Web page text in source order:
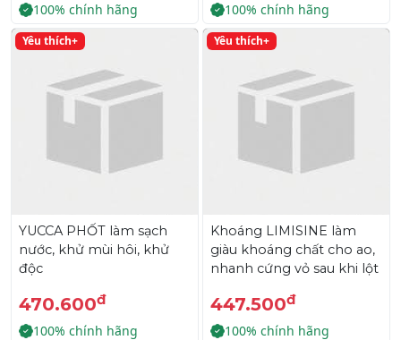
100% chính hãng
100% chính hãng
Yêu thích+
YUCCA PHỐT làm sạch
nước, khử mùi hôi, khử
độc
470.600đ
100% chính hãng
Yêu thích+
Khoáng LIMISINE làm
giàu khoáng chất cho ao,
nhanh cứng vỏ sau khi lột
447.500đ
100% chính hãng